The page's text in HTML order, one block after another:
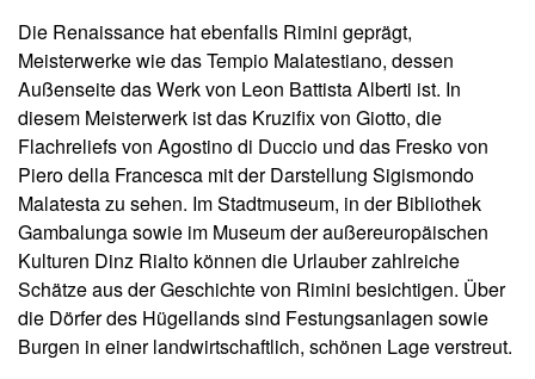
Die Renaissance hat ebenfalls Rimini geprägt,
Meisterwerke wie das Tempio Malatestiano, dessen
Außenseite das Werk von Leon Battista Alberti ist. In
diesem Meisterwerk ist das Kruzifix von Giotto, die
Flachreliefs von Agostino di Duccio und das Fresko von
Piero della Francesca mit der Darstellung Sigismondo
Malatesta zu sehen. Im Stadtmuseum, in der Bibliothek
Gambalunga sowie im Museum der außereuropäischen
Kulturen Dinz Rialto können die Urlauber zahlreiche
Schätze aus der Geschichte von Rimini besichtigen. Über
die Dörfer des Hügellands sind Festungsanlagen sowie
Burgen in einer landwirtschaftlich, schönen Lage verstreut.